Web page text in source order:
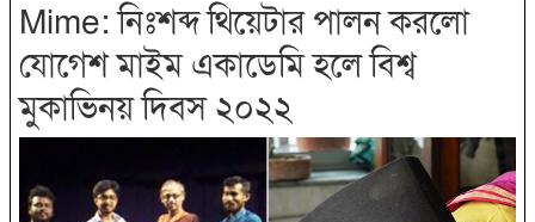
Mime: নিঃশব্দ থিয়েটার পালন করলো
যোগেশ মাইম একাডেমি হলে বিশ্ব
মুকাভিনয় দিবস ২০২২